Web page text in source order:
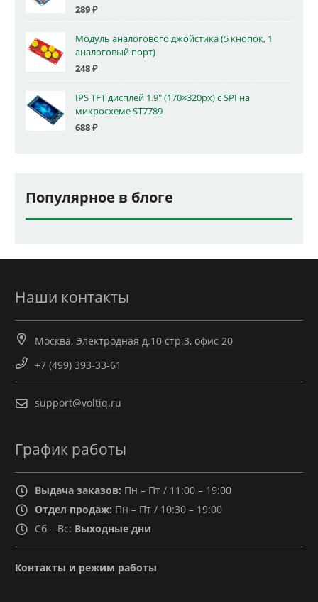
289₽
Модуль аналогового джойстика (5 кнопок, 1
аналоговый порт)
248₽
IPS TFT дисплей 1.9" (170×320px) с SPI на
микросхеме ST7789
688₽
Популярное в блоге
Наши контакты
Москва, Электродная д.10 стр.3, офис 20
+7 (499) 393-33-61
support@voltiq.ru
График работы
Выдача заказов: Пн – Пт / 11:00 – 19:00
Отдел продаж: Пн – Пт / 10:30 – 19:00
Сб – Вс: Выходные дни
Контакты и режим работы